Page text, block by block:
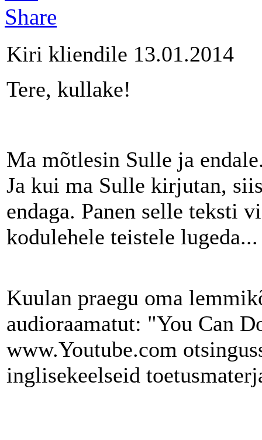
Kiri kliendile 13.01.2014
Tere, kullake!
Ma mõtlesin Sulle ja
Ja kui ma Sulle kirjutan,
endaga. Panen selle teksti
kodulehele teistele lugeda...
Kuulan praegu oma
audioraamatut: "You Can
www.Youtube.com
inglisekeelseid